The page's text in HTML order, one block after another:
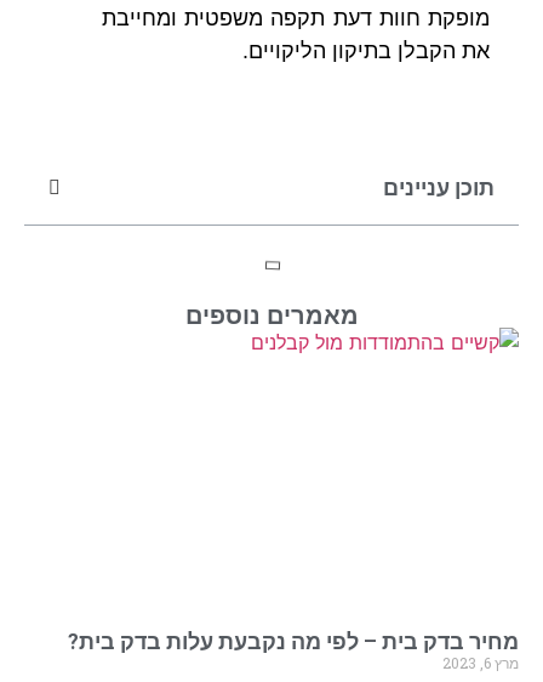
מופקת חוות דעת תקפה משפטית ומחייבת
את הקבלן בתיקון הליקויים.
תוכן עניינים
מאמרים נוספים
מחיר בדק בית – לפי מה נקבעת עלות בדק בית?
מרץ 6, 2023